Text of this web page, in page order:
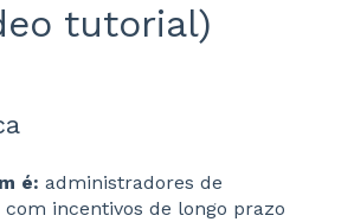
tutorial)
é: administradores de
com incentivos de longo prazo